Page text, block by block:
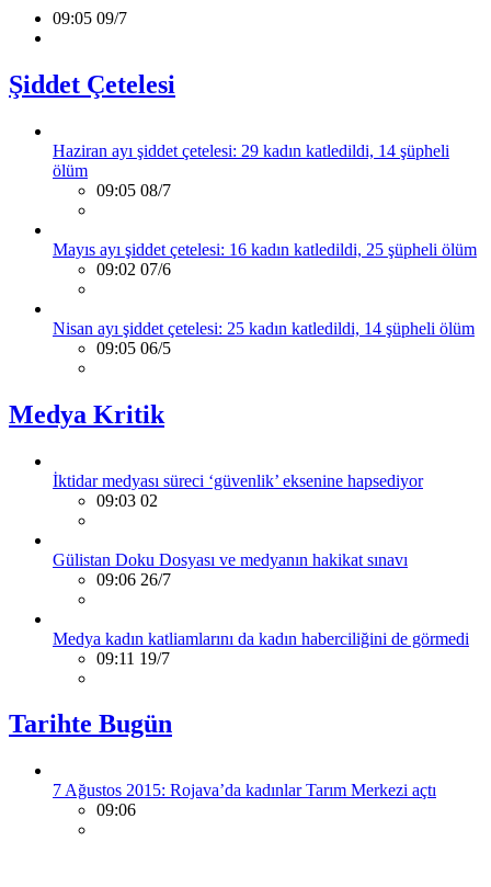
09:05 09/7
Şiddet Çetelesi
Haziran ayı şiddet çetelesi: 29 kadın katledildi, 14 şüpheli
ölüm
09:05 08/7
Mayıs ayı şiddet çetelesi: 16 kadın katledildi, 25 şüpheli ölüm
09:02 07/6
Nisan ayı şiddet çetelesi: 25 kadın katledildi, 14 şüpheli ölüm
09:05 06/5
Medya Kritik
İktidar medyası süreci ‘güvenlik’ eksenine hapsediyor
09:03 02
Gülistan Doku Dosyası ve medyanın hakikat sınavı
09:06 26/7
Medya kadın katliamlarını da kadın haberciliğini de görmedi
09:11 19/7
Tarihte Bugün
7 Ağustos 2015: Rojava’da kadınlar Tarım Merkezi açtı
09:06